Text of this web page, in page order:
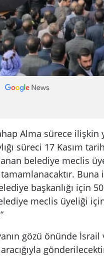
Alma sürece ilişkin
süreci 17 Kasım
belediye meclis
başkanlığı için
meclis üyeliği
gözü önünde